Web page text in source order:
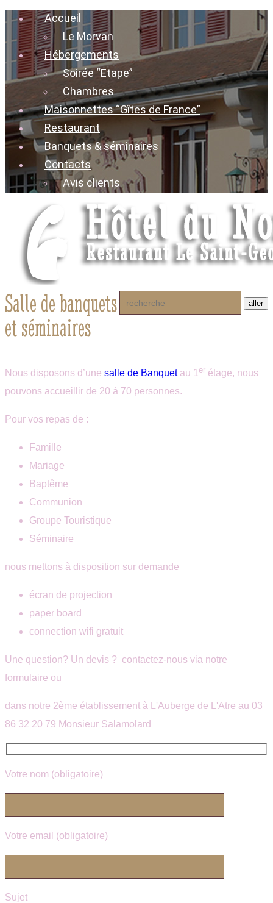
Accueil
Le Morvan
Hébergements
Soirée “Etape”
Chambres
Maisonnettes “Gîtes de France”
Restaurant
Banquets & séminaires
Contacts
Avis clients
Salle de banquets
et séminaires
Nous disposons d’une salle de Banquetau 1 er étage, nous
pouvons accueillir de 20 à 70 personnes.
Pour vos repas de :
Famille
Mariage
Baptême
Communion
Groupe Touristique
Séminaire
nous mettons à disposition sur demande
écran de projection
paper board
connection wifi gratuit
Une question? Un devis ? contactez-nous via notre
formulaire ou
dans notre 2ème établissement à L'Auberge de L'Atre au 03
86 32 20 79 Monsieur Salamolard
Votre nom (obligatoire)
Votre email (obligatoire)
Sujet